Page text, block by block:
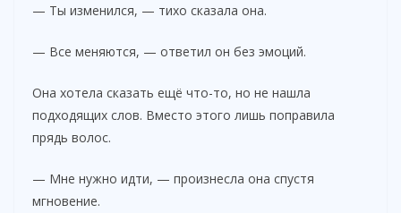
— Ты изменился, — тихо сказала она.
— Все меняются, — ответил он без эмоций.
Она хотела сказать ещё что-то, но не нашла
подходящих слов. Вместо этого лишь поправила
прядь волос.
— Мне нужно идти, — произнесла она спустя
мгновение.